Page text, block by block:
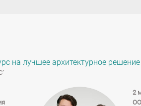
на лучшее архитектурное
2